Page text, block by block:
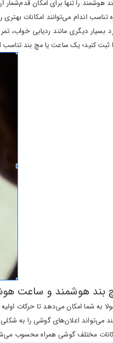
هوشمند را تنها برای امکان
اندام می‌توانند امکانات
بسیار دیگری مانند ردیابی خواب،
ثبت کنید؛ یک ساعت یا مچ بند تناسب
بند هوشمند و ساعت
به شما امکان می‌دهد تا حرکات
اعلان‌های گوشی را به شکلی
مختلف گوشی همراه محسوب